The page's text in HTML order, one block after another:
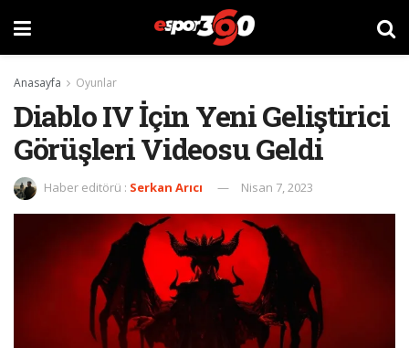
Anasayfa Oyunlar
Diablo IV İçin Yeni Geliştirici
Görüşleri Videosu Geldi
Haber editörü : Serkan Arıcı Nisan 7, 2023